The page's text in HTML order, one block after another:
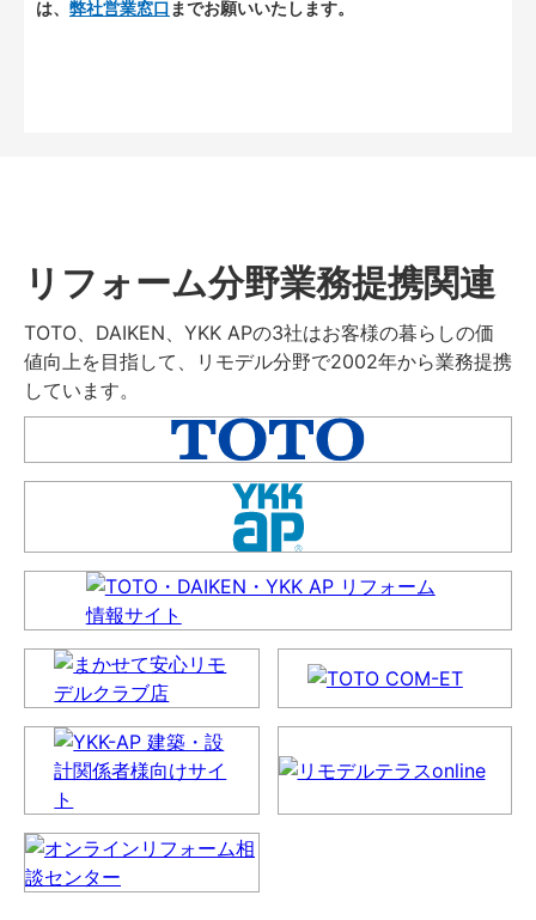
は、 弊社営業窓口 までお願いいたします。
リフォーム分野業務提携関連
TOTO、DAIKEN、YKK APの3社はお客様の暮らしの価
値向上を目指して、リモデル分野で2002年から業務提携
しています。